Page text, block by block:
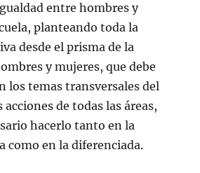
entre hombres y
planteando toda la
desde el prisma de la
y mujeres, que debe
los temas transversales del
de todas las áreas,
hacerlo tanto en la
como en la diferenciada.